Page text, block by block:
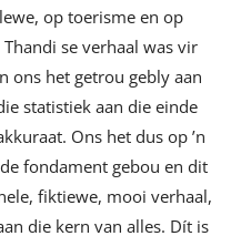
op toerisme en op
se verhaal was vir
ons het getrou gebly aan
statistiek aan die einde
Ons het dus op ’n
fondament gebou en dit
fiktiewe, mooi verhaal,
die kern van alles. Dít is